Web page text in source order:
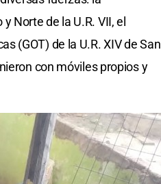
Norte de la U.R. VII, el
(GOT) de la U.R. XIV de San
con móviles propios y